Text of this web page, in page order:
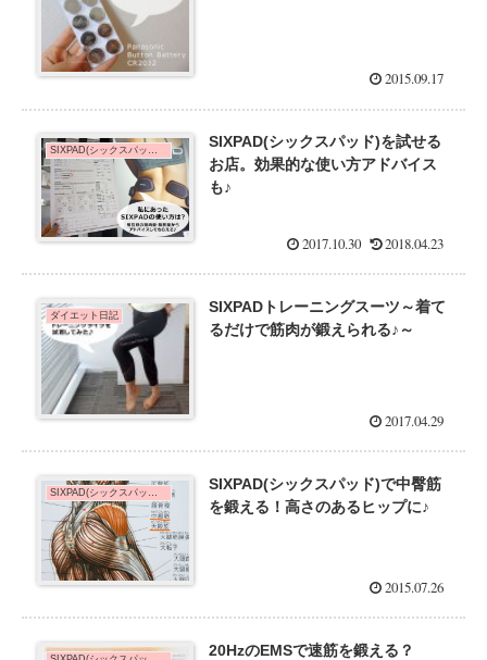
2015.09.17
SIXPAD(シックスパッド)de脚やせ
SIXPAD(シックスパッド)を試せる
お店。効果的な使い方アドバイス
も♪
2017.10.30 2018.04.23
ダイエット日記
SIXPADトレーニングスーツ～着て
るだけで筋肉が鍛えられる♪～
2017.04.29
SIXPAD(シックスパッド)で中臀筋
を鍛える！高さのあるヒップに♪
2015.07.26
20HzのEMSで速筋を鍛える？